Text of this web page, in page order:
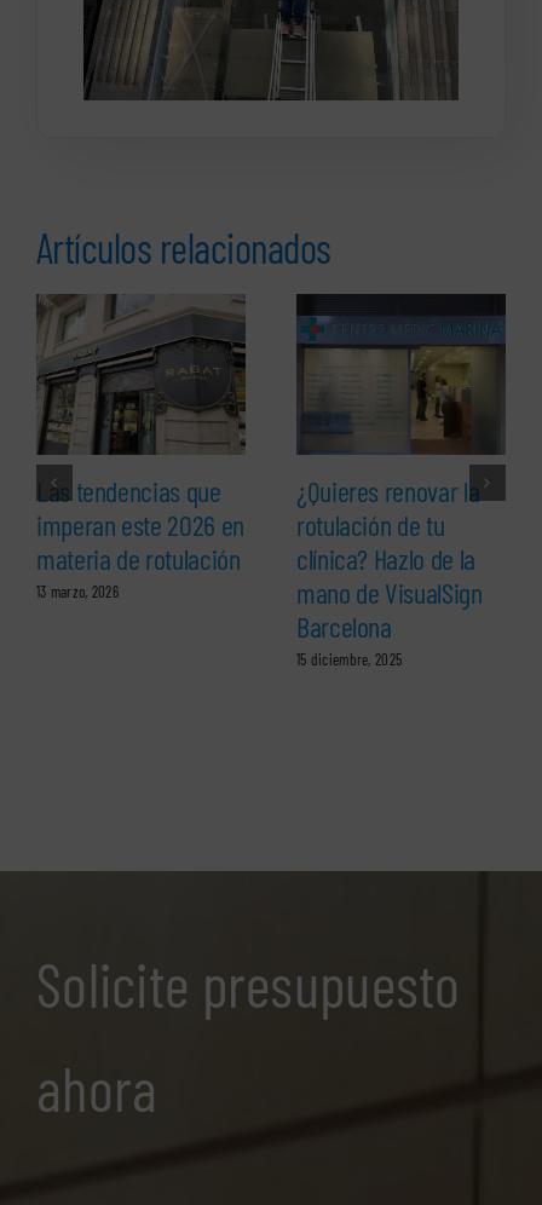
Artículos relacionados
Las tendencias que
imperan este 2026 en
materia de rotulación
13 marzo, 2026
¿Quieres renovar la
rotulación de tu
clínica? Hazlo de la
mano de VisualSign
Barcelona
15 diciembre, 2025
Solicite presupuesto
ahora